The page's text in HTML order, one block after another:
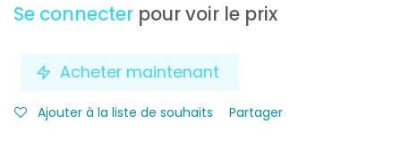
Se connecter pour voir le prix
Acheter maintenant
Ajouter à la liste de souhaits Partager